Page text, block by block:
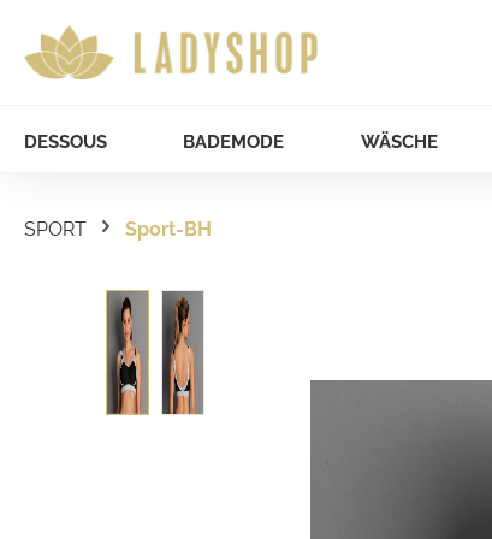
DESSOUS BADEMODE WÄSCHE
SPORT Sport-BH
Bildergalerie überspringen